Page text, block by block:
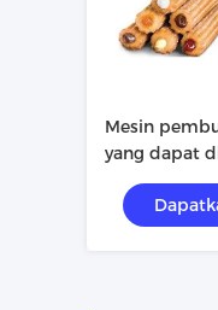
Mesin
yang dapat
jalur
cat warna